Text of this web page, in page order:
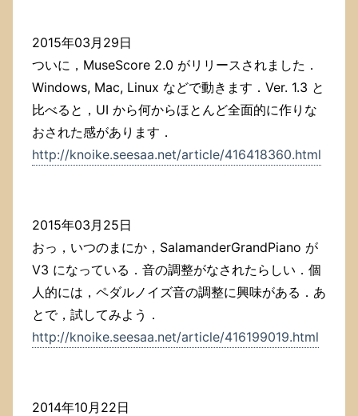
2015年03月29日
ついに，MuseScore 2.0 がリリースされました．
Windows, Mac, Linux などで動きます．Ver. 1.3 と
比べると，UI から何からほとんど全面的に作りな
おされた感があります．
http://knoike.seesaa.net/article/416418360.html
2015年03月25日
おっ，いつのまにか，SalamanderGrandPiano が
V3 になっている．音の調整がなされたらしい．個
人的には，ペダルノイズ音の調整に興味がある．あ
とで，試してみよう．
http://knoike.seesaa.net/article/416199019.html
2014年10月22日